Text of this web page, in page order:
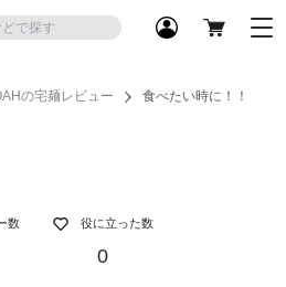
の宅麺レビュー 食べたい時に！！
数 役に立った数
0